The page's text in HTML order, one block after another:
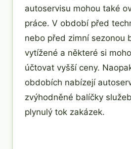
autoservisu mohou také
práce. V období před
nebo před zimní sezonou
vytížené a některé si
účtovat vyšší ceny.
obdobích nabízejí
zvýhodněné balíčky
plynulý tok zakázek.